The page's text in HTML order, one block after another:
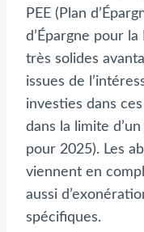
PEE (Plan
d’Épargne pour
très solides
issues de
investies dans
dans la limite
pour 2025). Les
viennent en
aussi
spécifiques.